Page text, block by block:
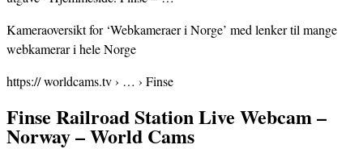
Kameraoversikt for ‘Webkameraer i Norge’ med lenker til mange
webkamerar i hele Norge
https:// worldcams.tv › … › Finse
Finse Railroad Station Live Webcam –
Norway – World Cams